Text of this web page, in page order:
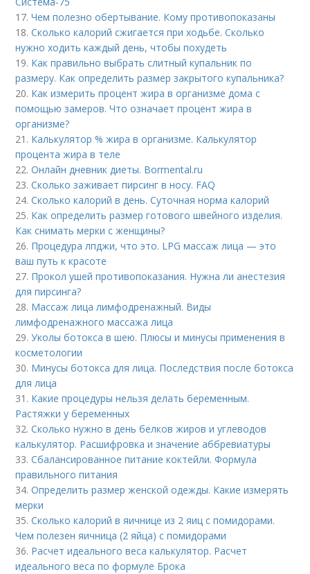
17.Чем полезно обертывание. Кому противопоказаны
18.Сколько калорий сжигается при ходьбе. Сколько
нужно ходить каждый день, чтобы похудеть
19. Как правильно выбрать слитный купальник по
размеру. Как определить размер закрытого купальника?
20. Как измерить процент жира в организме дома с
помощью замеров. Что означает процент жира в
организме?
21. Калькулятор % жира в организме. Калькулятор
процента жира в теле
22.Онлайн дневник диеты. Bormental.ru
23.Сколько заживает пирсинг в носу. FAQ
24.Сколько калорий в день. Суточная норма калорий
25. Как определить размер готового швейного изделия.
Как снимать мерки с женщины?
26. Процедура лпджи, что это. LPG массаж лица — это
ваш путь к красоте
27. Прокол ушей противопоказания. Нужна ли анестезия
для пирсинга?
28. Массаж лица лимфодренажный. Виды
лимфодренажного массажа лица
29.Уколы ботокса в шею. Плюсы и минусы применения в
косметологии
30. Минусы ботокса для лица. Последствия после ботокса
для лица
31. Какие процедуры нельзя делать беременным.
Растяжки у беременных
32.Сколько нужно в день белков жиров и углеводов
калькулятор. Расшифровка и значение аббревиатуры
33.Сбалансированное питание коктейли. Формула
правильного питания
34.Определить размер женской одежды. Какие измерять
мерки
35.Сколько калорий в яичнице из 2 яиц с помидорами.
Чем полезен яичница (2 яйца) с помидорами
36. Расчет идеального веса калькулятор. Расчет
идеального веса по формуле Брока